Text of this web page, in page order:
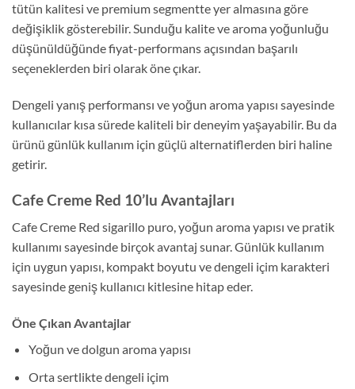
tütün kalitesi ve premium segmentte yer almasına göre
değişiklik gösterebilir. Sunduğu kalite ve aroma yoğunluğu
düşünüldüğünde fiyat-performans açısından başarılı
seçeneklerden biri olarak öne çıkar.
Dengeli yanış performansı ve yoğun aroma yapısı sayesinde
kullanıcılar kısa sürede kaliteli bir deneyim yaşayabilir. Bu da
ürünü günlük kullanım için güçlü alternatiflerden biri haline
getirir.
Cafe Creme Red 10’lu Avantajları
Cafe Creme Red sigarillo puro, yoğun aroma yapısı ve pratik
kullanımı sayesinde birçok avantaj sunar. Günlük kullanım
için uygun yapısı, kompakt boyutu ve dengeli içim karakteri
sayesinde geniş kullanıcı kitlesine hitap eder.
Öne Çıkan Avantajlar
Yoğun ve dolgun aroma yapısı
Orta sertlikte dengeli içim